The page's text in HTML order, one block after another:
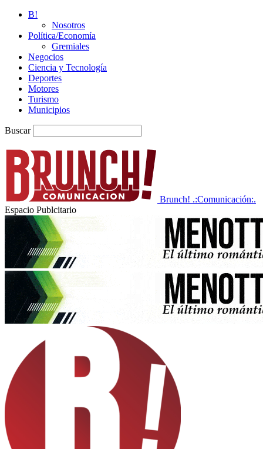
B!
Nosotros
Política/Economía
Gremiales
Negocios
Ciencia y Tecnología
Deportes
Motores
Turismo
Municipios
Buscar
Brunch! .:Comunicación:.
Espacio Publcitario